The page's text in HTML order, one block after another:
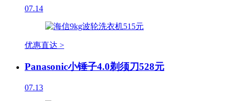
07.14
优惠直达 >
Panasonic小锤子4.0剃须刀528元
07.13